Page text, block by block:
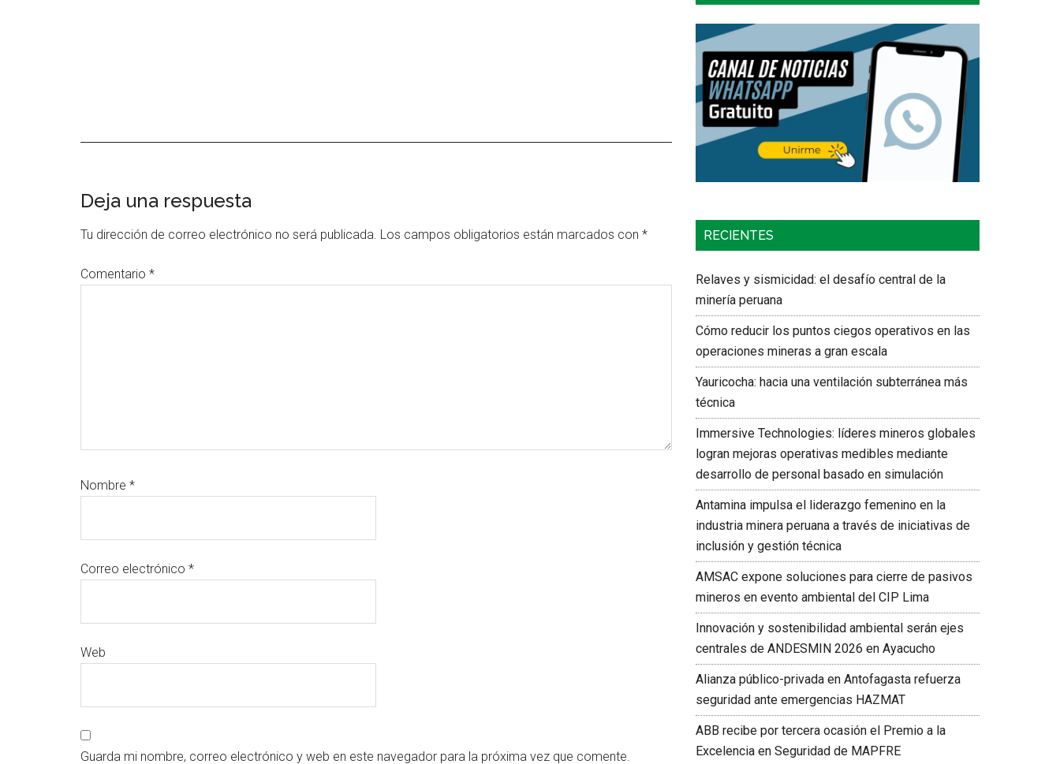
Interacciones
con
lectores
Deja una respuesta
Tu dirección de correo electrónico no será publicada. Los campos obligatorios están marcados con *
Comentario *
Nombre *
Correo electrónico *
Web
Guarda mi nombre, correo electrónico y web en este navegador para la próxima vez que comente.
RECIENTES
Relaves y sismicidad: el desafío central de la
minería peruana
Cómo reducir los puntos ciegos operativos en las
operaciones mineras a gran escala
Yauricocha: hacia una ventilación subterránea más
técnica
Immersive Technologies: líderes mineros globales
logran mejoras operativas medibles mediante
desarrollo de personal basado en simulación
Antamina impulsa el liderazgo femenino en la
industria minera peruana a través de iniciativas de
inclusión y gestión técnica
AMSAC expone soluciones para cierre de pasivos
mineros en evento ambiental del CIP Lima
Innovación y sostenibilidad ambiental serán ejes
centrales de ANDESMIN 2026 en Ayacucho
Alianza público-privada en Antofagasta refuerza
seguridad ante emergencias HAZMAT
ABB recibe por tercera ocasión el Premio a la
Excelencia en Seguridad de MAPFRE